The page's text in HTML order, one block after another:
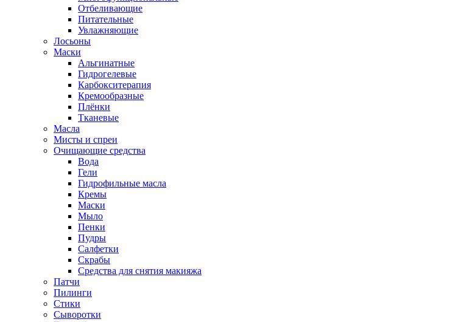
Отбеливающие
Питательные
Увлажняющие
Лосьоны
Маски
Альгинатные
Гидрогелевые
Карбокситерапия
Кремообразные
Плёнки
Тканевые
Масла
Мисты и спреи
Очищающие средства
Вода
Гели
Гидрофильные масла
Кремы
Маски
Мыло
Пенки
Пудры
Салфетки
Скрабы
Средства для снятия макияжа
Патчи
Пилинги
Стики
Сыворотки